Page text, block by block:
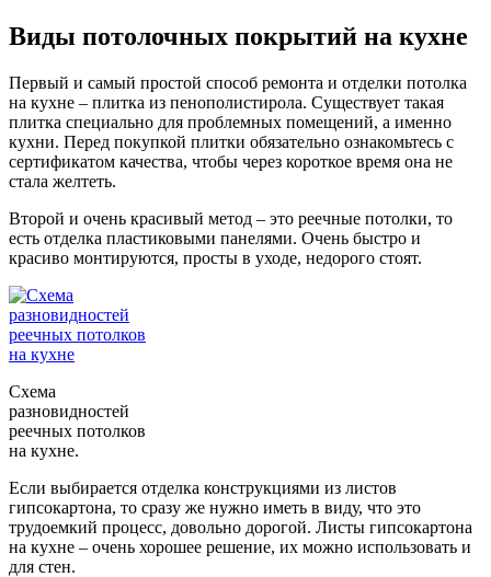
Виды потолочных покрытий на кухне
Первый и самый простой способ ремонта и отделки потолка
на кухне – плитка из пенополистирола. Существует такая
плитка специально для проблемных помещений, а именно
кухни. Перед покупкой плитки обязательно ознакомьтесь с
сертификатом качества, чтобы через короткое время она не
стала желтеть.
Второй и очень красивый метод – это реечные потолки, то
есть отделка пластиковыми панелями. Очень быстро и
красиво монтируются, просты в уходе, недорого стоят.
Схема
разновидностей
реечных потолков
на кухне.
Если выбирается отделка конструкциями из листов
гипсокартона, то сразу же нужно иметь в виду, что это
трудоемкий процесс, довольно дорогой. Листы гипсокартона
на кухне – очень хорошее решение, их можно использовать и
для стен.